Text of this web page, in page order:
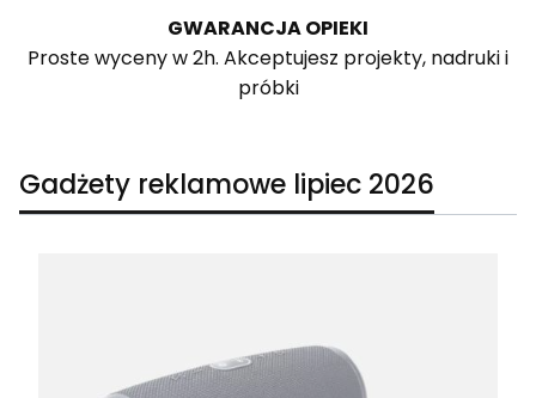
GWARANCJA OPIEKI
Proste wyceny w 2h. Akceptujesz projekty, nadruki i
próbki
Gadżety reklamowe lipiec 2026